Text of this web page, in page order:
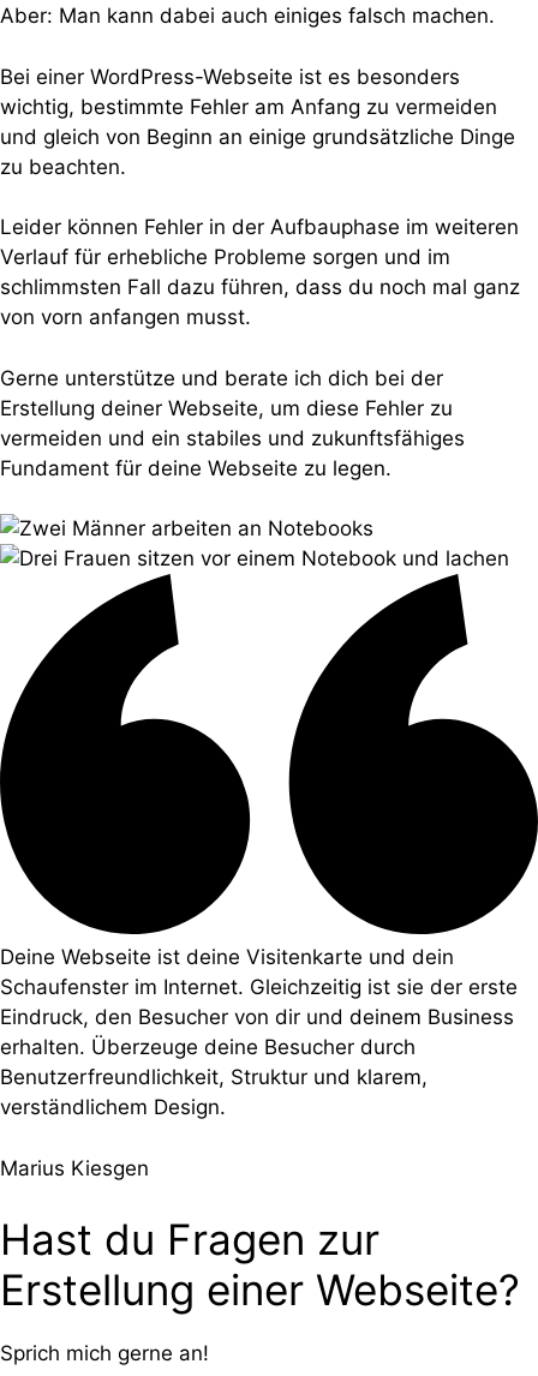
Aber: Man kann dabei auch einiges falsch machen.
Bei einer WordPress-Webseite ist es besonders
wichtig, bestimmte Fehler am Anfang zu vermeiden
und gleich von Beginn an einige grundsätzliche Dinge
zu beachten.
Leider können Fehler in der Aufbauphase im weiteren
Verlauf für erhebliche Probleme sorgen und im
schlimmsten Fall dazu führen, dass du noch mal ganz
von vorn anfangen musst.
Gerne unterstütze und berate ich dich bei der
Erstellung deiner Webseite, um diese Fehler zu
vermeiden und ein stabiles und zukunftsfähiges
Fundament für deine Webseite zu legen.
Deine Webseite ist deine Visitenkarte und dein
Schaufenster im Internet. Gleichzeitig ist sie der erste
Eindruck, den Besucher von dir und deinem Business
erhalten. Überzeuge deine Besucher durch
Benutzerfreundlichkeit, Struktur und klarem,
verständlichem Design.
Marius Kiesgen
Hast du Fragen zur
Erstellung einer Webseite?
Sprich mich gerne an!